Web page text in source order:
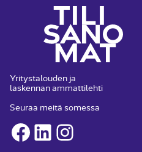
Yritystalouden ja
laskennan ammattilehti
Seuraa meitä somessa
Facebook
LinkedInInstagram